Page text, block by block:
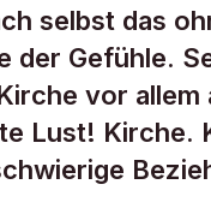
selbst das
der Gefühle.
vor
Lust! Kirche.